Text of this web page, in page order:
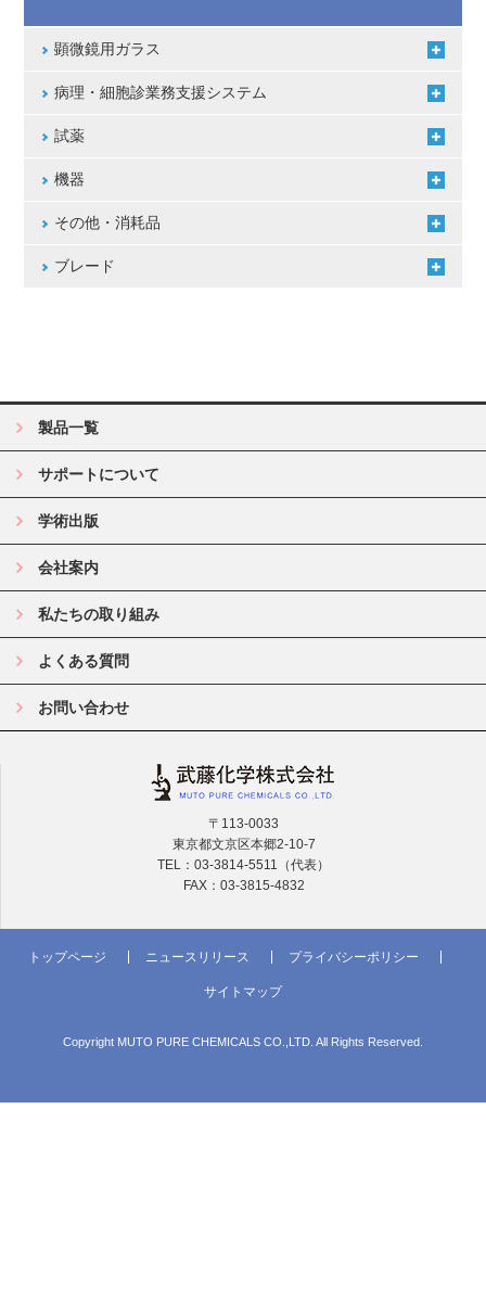
顕微鏡用ガラス
病理・細胞診業務支援システム
試薬
機器
その他・消耗品
ブレード
製品一覧
サポートについて
学術出版
会社案内
私たちの取り組み
よくある質問
お問い合わせ
〒113-0033
東京都文京区本郷2-10-7
TEL：03-3814-5511（代表）
FAX：03-3815-4832
トップページ ニュースリリース プライバシーポリシー
サイトマップ
Copyright MUTO PURE CHEMICALS CO.,LTD. All Rights Reserved.